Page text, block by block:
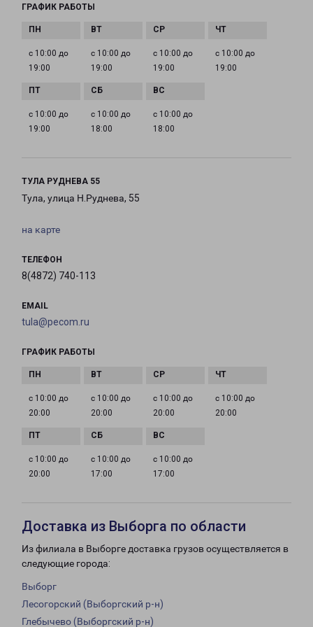
ГРАФИК РАБОТЫ
с 10:00 до
19:00
с 10:00 до
19:00
с 10:00 до
19:00
с 10:00 до
19:00
с 10:00 до
19:00
с 10:00 до
18:00
с 10:00 до
18:00
ТУЛА РУДНЕВА 55
Тула, улица Н.Руднева, 55
на карте
ТЕЛЕФОН
8(4872) 740-113
EMAIL
tula@pecom.ru
ГРАФИК РАБОТЫ
с 10:00 до
20:00
с 10:00 до
20:00
с 10:00 до
20:00
с 10:00 до
20:00
с 10:00 до
20:00
с 10:00 до
17:00
с 10:00 до
17:00
Доставка из Выборга по области
Из филиала в Выборге доставка грузов осуществляется в
следующие города:
Выборг
Лесогорский (Выборгский р-н)
Глебычево (Выборгский р-н)